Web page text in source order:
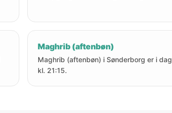
Maghrib (aftenbøn)
Maghrib (aftenbøn) i Sønderborg er i dag
kl. 21:15.